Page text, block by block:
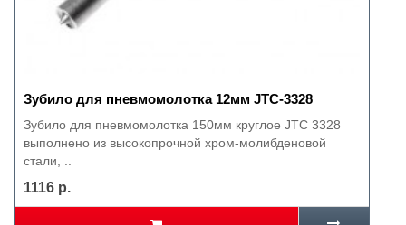
Зубило для пневмомолотка 12мм JTC-3328
Зубило для пневмомолотка 150мм круглое JTC 3328
выполнено из высокопрочной хром-молибденовой
стали, ..
1116 р.